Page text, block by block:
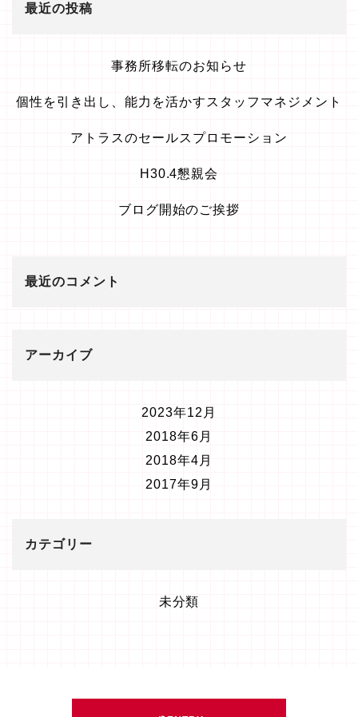
最近の投稿
事務所移転のお知らせ
個性を引き出し、能力を活かすスタッフマネジメント
アトラスのセールスプロモーション
H30.4懇親会
ブログ開始のご挨拶
最近のコメント
アーカイブ
2023年12月
2018年6月
2018年4月
2017年9月
カテゴリー
未分類